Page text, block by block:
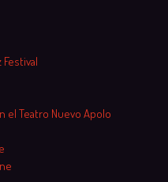
el Teatro Nuevo Apolo